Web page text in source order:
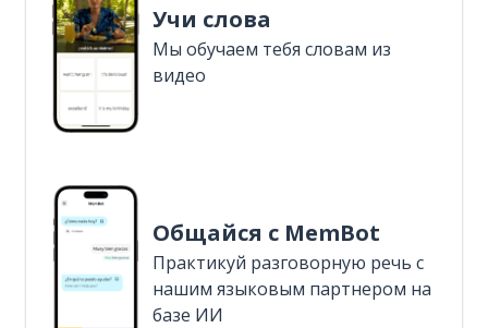
Учи слова
Мы обучаем тебя словам из
видео
Общайся с MemBot
Практикуй разговорную речь с
нашим языковым партнером на
базе ИИ